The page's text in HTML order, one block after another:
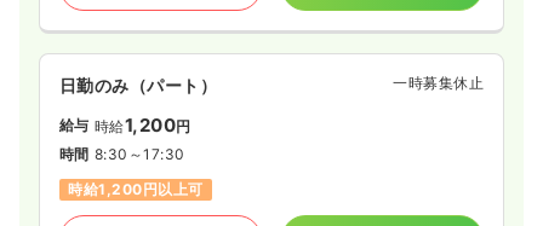
日勤のみ（パート） 一時募集休止
給与 時給1,200円
時間 8:30～17:30
時給1,200円以上可